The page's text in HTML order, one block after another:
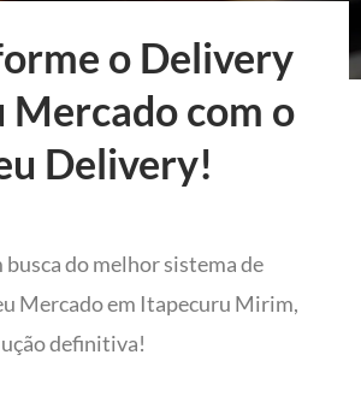
o Delivery
Mercado com o
Delivery!
busca do melhor sistema de
Mercado em Itapecuru Mirim,
definitiva!